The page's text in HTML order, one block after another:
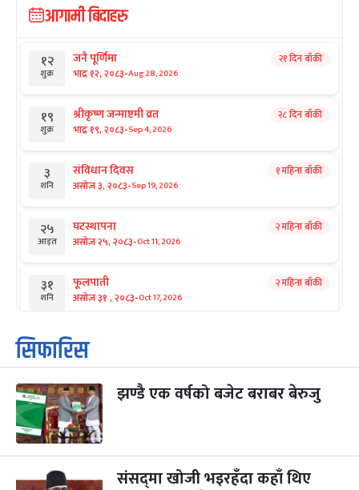
आगामी बिदाहरु
१२
शुक्र
जनै पूर्णिमा
भाद्र १२, २०८३-Aug 28, 2026
२१ दिन बाँकी
१९
शुक्र
श्रीकृष्ण जन्माष्टमी व्रत
भाद्र १९, २०८३-Sep 4, 2026
२८ दिन बाँकी
३
शनि
संविधान दिवस
असोज ३, २०८३-Sep 19, 2026
१ महिना बाँकी
२५
आइत
घटस्थापना
असोज २५, २०८३-Oct 11, 2026
२ महिना बाँकी
३१
शनि
फूलपाती
असोज ३१ , २०८३-Oct 17, 2026
२ महिना बाँकी
१
आइत
कार्तिक सङ्क्रान्ति
कार्तिक १, २०८३
३
मंगल
महानवमी
कार्तिक ३, २०८३
२ महिना बाँकी
४
कार्तिक ४, २०८३ Oct 21, 2026
सिफारिस
झण्डै एक वर्षको बजेट बराबर बेरुजु
संसद्‌मा खोजी भइरहँदा कहाँ थिए